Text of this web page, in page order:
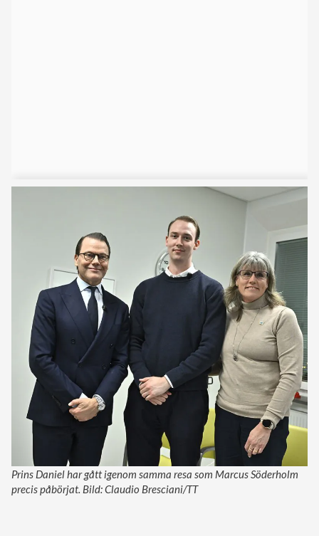
Prins Daniel har gått igenom samma resa som Marcus Söderholm
precis påbörjat. Bild: Claudio Bresciani/TT